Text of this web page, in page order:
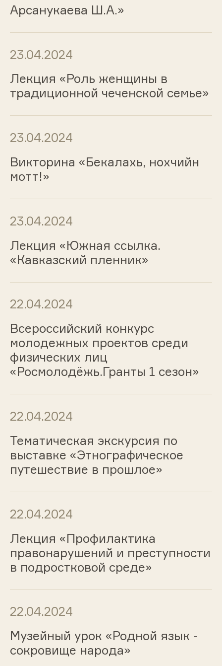
Арсанукаева Ш.А.»
23.04.2024
Лекция «Роль женщины в
традиционной чеченской семье»
23.04.2024
Викторина «Бекалахь, нохчийн
мотт!»
23.04.2024
Лекция «Южная ссылка.
«Кавказский пленник»
22.04.2024
Всероссийский конкурс
молодежных проектов среди
физических лиц
«Росмолодёжь.Гранты 1 сезон»
22.04.2024
Тематическая экскурсия по
выставке «Этнографическое
путешествие в прошлое»
22.04.2024
Лекция «Профилактика
правонарушений и преступности
в подростковой среде»
22.04.2024
Музейный урок «Родной язык -
сокровище народа»